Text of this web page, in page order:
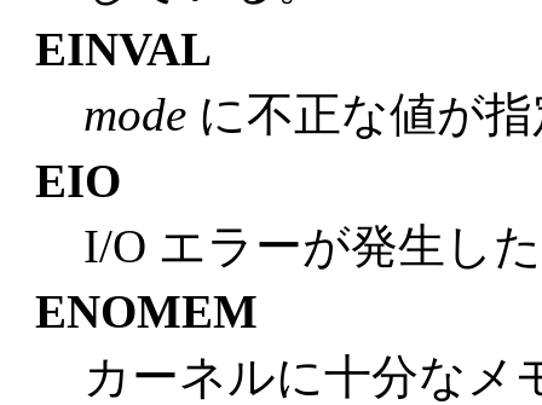
EINVAL
mode に不正な値が
EIO
I/O エラーが発生し
ENOMEM
カーネルに十分なメ